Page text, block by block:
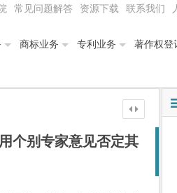
常见问题解答 资源下载 联系我们
商标业务 专利业务 著作权登
个别专家意见否定其